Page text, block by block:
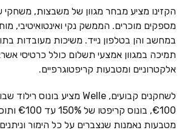
הקזינו מציע מבחר מגוון של משבצות, משחקי
מספקים מוכרים. הממשק נקי ואינטואיטיבי,
תמיכה במגוון אמצעי תשלום כולל כרטיסי
אלקטרוניים ומטבעות קריפטוגרפיים.
מטבעות נאמנות שנצברים על כל הימור